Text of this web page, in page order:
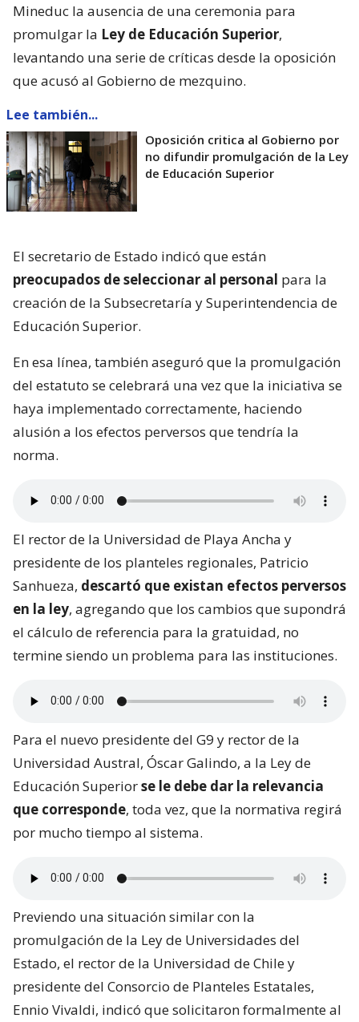
Mineduc la ausencia de una ceremonia para
promulgar la Ley de Educación Superior,
levantando una serie de críticas desde la oposición
que acusó al Gobierno de mezquino.
Lee también...
Oposición critica al Gobierno por
no difundir promulgación de la Ley
de Educación Superior
El secretario de Estado indicó que están
preocupados de seleccionar al personal para la
creación de la Subsecretaría y Superintendencia de
Educación Superior.
En esa línea, también aseguró que la promulgación
del estatuto se celebrará una vez que la iniciativa se
haya implementado correctamente, haciendo
alusión a los efectos perversos que tendría la
norma.
El rector de la Universidad de Playa Ancha y
presidente de los planteles regionales, Patricio
Sanhueza, descartó que existan efectos perversos
en la ley, agregando que los cambios que supondrá
el cálculo de referencia para la gratuidad, no
termine siendo un problema para las instituciones.
Para el nuevo presidente del G9 y rector de la
Universidad Austral, Óscar Galindo, a la Ley de
Educación Superiorse le debe dar la relevancia
que corresponde, toda vez, que la normativa regirá
por mucho tiempo al sistema.
Previendo una situación similar con la
promulgación de la Ley de Universidades del
Estado, el rector de la Universidad de Chile y
presidente del Consorcio de Planteles Estatales,
Ennio Vivaldi, indicó que solicitaron formalmente al